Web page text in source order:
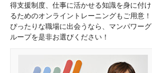
得支援制度、仕事に活かせる知識を身に付け
るためのオンライントレーニングもご用意！
ぴったりな職場に出会うなら、マンパワーグ
ループを是非お選びください！